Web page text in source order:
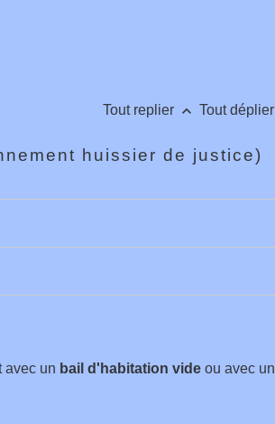
Tout replier keyboard_arrow_up Tout déplier
huissier de justice)
avec un bail d'habitation videou avec un